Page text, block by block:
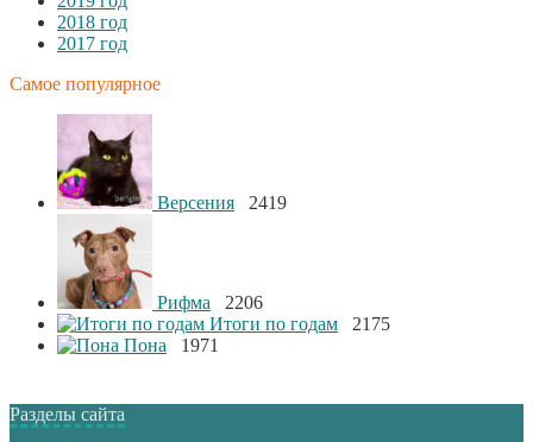
2018 год
2017 год
Самое популярное
Версения 2419
Рифма
2206
Итоги по годам
2175
Пона
1971
Разделы сайта